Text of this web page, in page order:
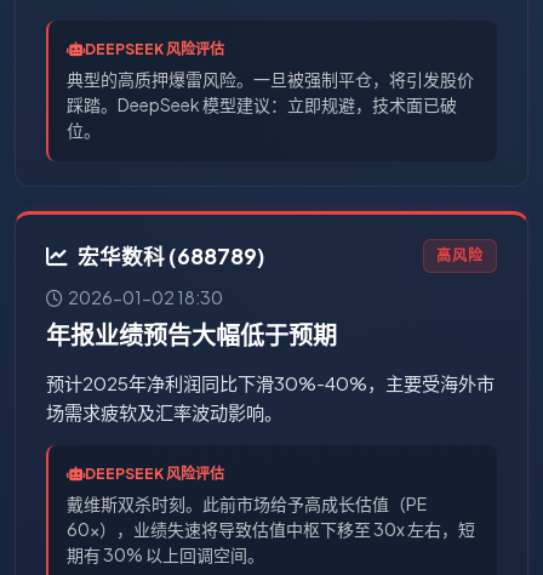
DEEPSEEK 风险评估
典型的高质押爆雷风险。一旦被强制平仓，将引发股价
踩踏。DeepSeek 模型建议：立即规避，技术面已破
位。
宏华数科 (688789) 高风险
2026-01-02 18:30
年报业绩预告大幅低于预期
预计2025年净利润同比下滑30%-40%，主要受海外市
场需求疲软及汇率波动影响。
DEEPSEEK 风险评估
戴维斯双杀时刻。此前市场给予高成长估值（PE
60x），业绩失速将导致估值中枢下移至 30x 左右，短
期有 30% 以上回调空间。